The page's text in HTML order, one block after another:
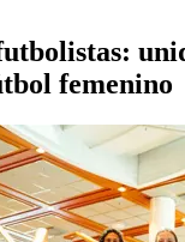
femenino